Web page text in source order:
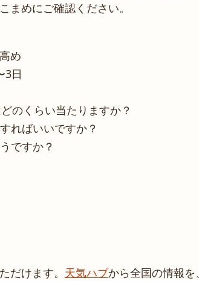
まめにご確認ください。
め
3日
のくらい当たりますか？
ればいいですか？
ですか？
だけます。 天気ハブから全国の情報を、